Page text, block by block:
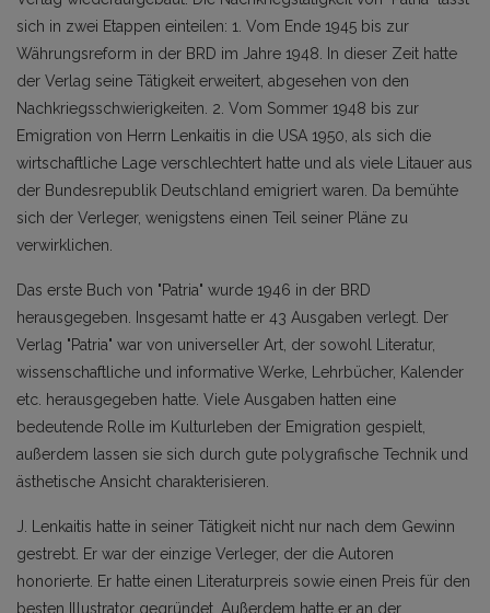
sich in zwei Etappen einteilen: 1. Vom Ende 1945 bis zur
Währungsreform in der BRD im Jahre 1948. In dieser Zeit hatte
der Verlag seine Tätigkeit erweitert, abgesehen von den
Nachkriegsschwierigkeiten. 2. Vom Sommer 1948 bis zur
Emigration von Herrn Lenkaitis in die USA 1950, als sich die
wirtschaftliche Lage verschlechtert hatte und als viele Litauer aus
der Bundesrepublik Deutschland emigriert waren. Da bemühte
sich der Verleger, wenigstens einen Teil seiner Pläne zu
verwirklichen.
Das erste Buch von "Patria" wurde 1946 in der BRD
herausgegeben. Insgesamt hatte er 43 Ausgaben verlegt. Der
Verlag "Patria" war von universeller Art, der sowohl Literatur,
wissenschaftliche und informative Werke, Lehrbücher, Kalender
etc. herausgegeben hatte. Viele Ausgaben hatten eine
bedeutende Rolle im Kulturleben der Emigration gespielt,
außerdem lassen sie sich durch gute polygrafische Technik und
ästhetische Ansicht charakterisieren.
J. Lenkaitis hatte in seiner Tätigkeit nicht nur nach dem Gewinn
gestrebt. Er war der einzige Verleger, der die Autoren
honorierte. Er hatte einen Literaturpreis sowie einen Preis für den
besten Illustrator gegründet. Außerdem hatte er an der